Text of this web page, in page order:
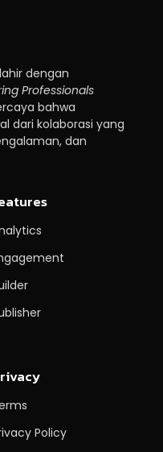
dengan
Professionals
bahwa
dari kolaborasi yang
dan
Policy